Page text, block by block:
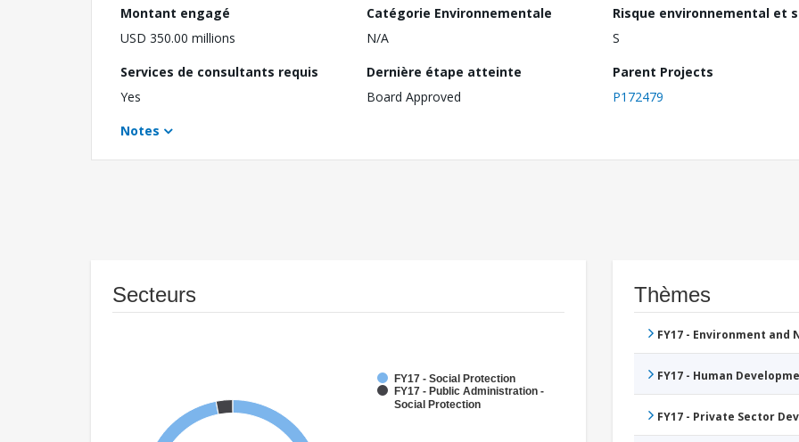
Montant engagé
USD 350.00 millions
Catégorie Environnementale
N/A
Risque environnemental et
S
Services de consultants requis
Yes
Dernière étape atteinte
Board Approved
Parent Projects
P172479
Notes
Secteurs
FY17 - Social Protection
FY17 - Public Administration -
Social Protection
Thèmes
FY17 - Environment
FY17 - Human
FY17 - Private Sector